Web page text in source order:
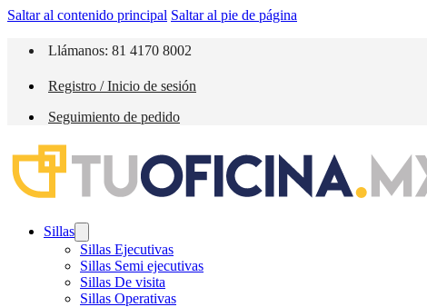
Saltar al contenido principal Saltar al pie de página
Llámanos: 81 4170 8002
Registro / Inicio de sesión
Seguimiento de pedido
Sillas
Sillas Ejecutivas
Sillas Semi ejecutivas
Sillas De visita
Sillas Operativas